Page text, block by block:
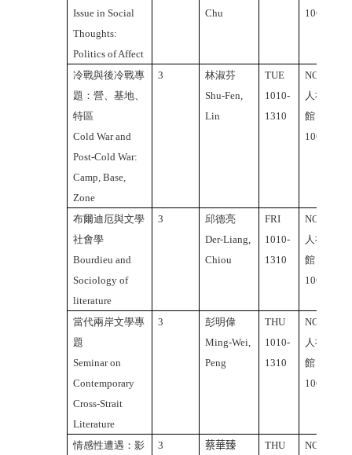
Issue in Social
Thoughts:
Politics of Affect
Chu
106A
冷戰與後冷戰專
題：營、基地、
特區
Cold War and
Post-Cold War:
Camp, Base,
Zone
3
林淑芬
Shu-Fen,
Lin
TUE
1010-
1310
NCTU
人社2
館
106A
布爾迪厄與文學
社會學
Bourdieu and
Sociology of
literature
3
邱德亮
Der-Liang,
Chiou
FRI
1010-
1310
NCTU
人社2
館
106A
當代兩岸文學專
題
Seminar on
Contemporary
Cross-Strait
Literature
3
彭明偉
Ming-Wei,
Peng
THU
1010-
1310
NCTU
人社2
館
106A
情感性遭遇：影
3
蔡華臻
THU
NCTU